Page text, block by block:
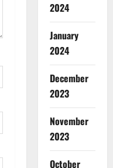
2024
January
2024
December
2023
November
2023
October